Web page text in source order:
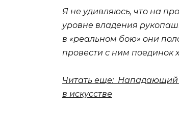
Я не удивляюсь, что на
уровне владения
в «реальном бою» они
провести с ним поединок
Читать еще: Нападающий
в искусстве